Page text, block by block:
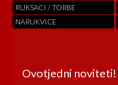
RUKSACI / TORBE
NARUKVICE
Ovotjedni noviteti!